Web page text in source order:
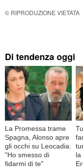
© RIPRODUZIONE VIETATA
Di tendenza oggi
La Promessa trame
Spagna, Alonso apre
gli occhi su Leocadia:
"Ho smesso di
fidarmi di te"
la